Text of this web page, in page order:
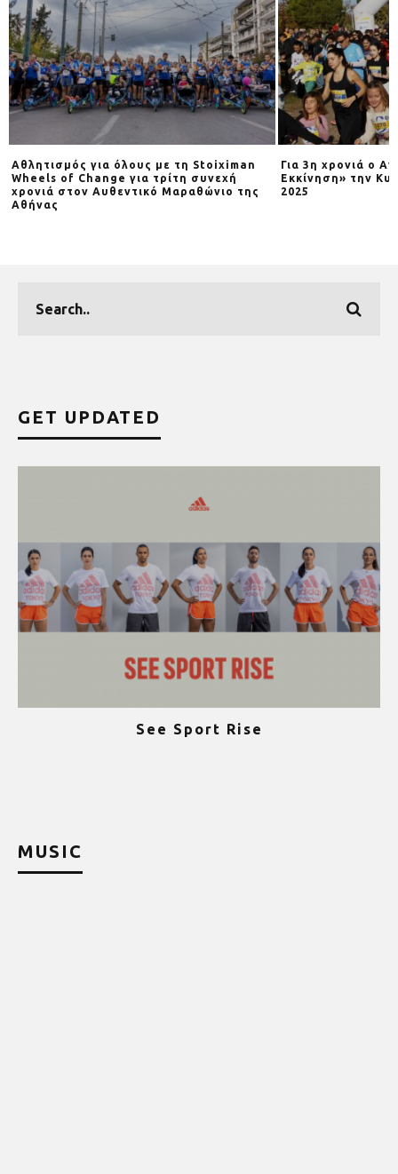
Αθλητισμός για όλους με τη Stoiximan
Wheels of Change για τρίτη συνεχή
χρονιά στον Αυθεντικό Μαραθώνιο της
Αθήνας
Για 3η χρονιά o
Εκκίνηση» την
2025
GET UPDATED
See Sport Rise
MUSIC